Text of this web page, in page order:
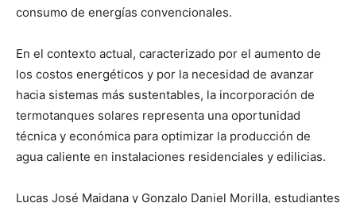
consumo de energías convencionales.
En el contexto actual, caracterizado por el aumento de
los costos energéticos y por la necesidad de avanzar
hacia sistemas más sustentables, la incorporación de
termotanques solares representa una oportunidad
técnica y económica para optimizar la producción de
agua caliente en instalaciones residenciales y edilicias.
Lucas José Maidana y Gonzalo Daniel Morilla, estudiantes